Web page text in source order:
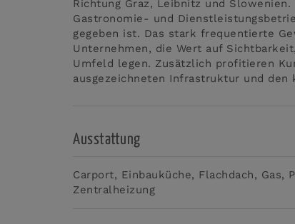
Richtung Graz, Leibnitz und
Gastronomie- und
gegeben ist. Das stark frequentierte
Unternehmen, die Wert auf
Umfeld legen. Zusätzlich profitieren
ausgezeichneten Infrastruktur und
Ausstattung
Carport Einbauküche Flachdach Gas
Zentralheizung